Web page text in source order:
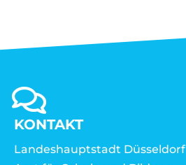
KONTAKT
Landeshauptstadt Düsseldorf